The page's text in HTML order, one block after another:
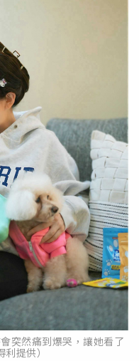
突然痛到爆哭，讓她看了
提供）